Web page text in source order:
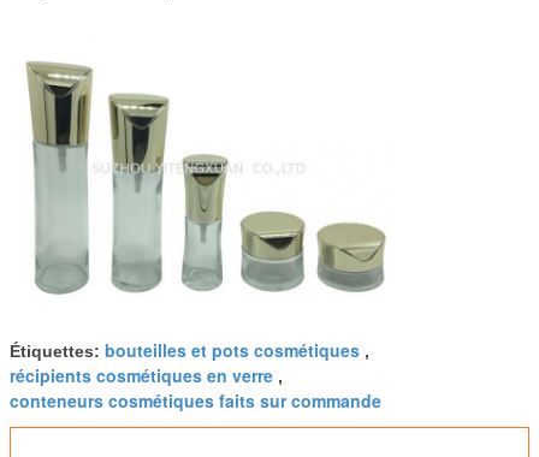
Étiquettes: bouteilles et pots cosmétiques ,
récipients cosmétiques en verre ,
conteneurs cosmétiques faits sur commande